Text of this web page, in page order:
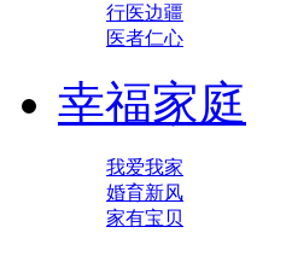
行医边疆
医者仁心
幸福家庭
我爱我家
婚育新风
家有宝贝